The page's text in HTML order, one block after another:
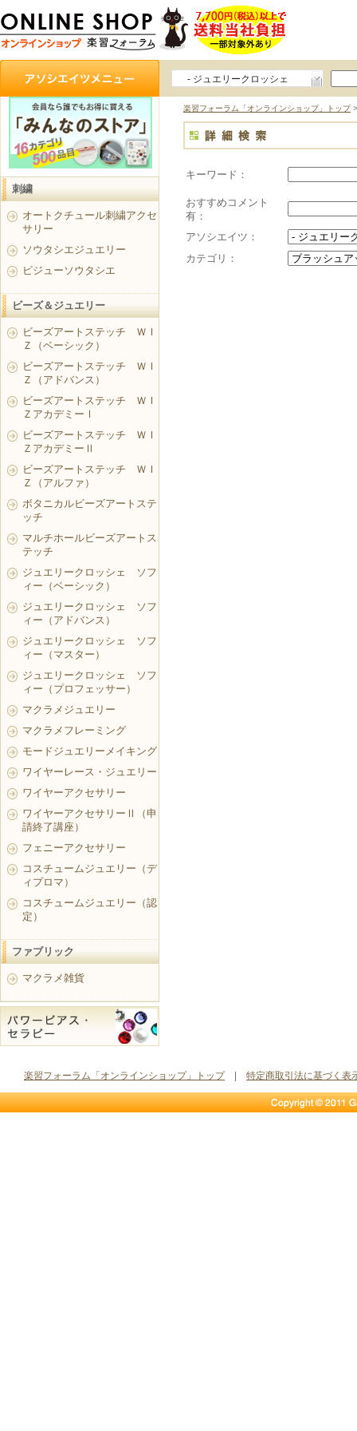
- ジュエリークロッシェ
楽習フォーラム「オンラインショップ」トップ>
キーワード：
おすすめコメント
有：
アソシエイツ：
カテゴリ：
刺繍
オートクチュール刺繍アクセ
サリー
ソウタシエジュエリー
ビジューソウタシエ
ビーズ＆ジュエリー
ビーズアートステッチ ＷＩ
Ｚ（ベーシック）
ビーズアートステッチ ＷＩ
Ｚ（アドバンス）
ビーズアートステッチ ＷＩ
ＺアカデミーⅠ
ビーズアートステッチ ＷＩ
ＺアカデミーⅡ
ビーズアートステッチ ＷＩ
Ｚ（アルファ）
ボタニカルビーズアートステ
ッチ
マルチホールビーズアートス
テッチ
ジュエリークロッシェ ソフ
ィー（ベーシック）
ジュエリークロッシェ ソフ
ィー（アドバンス）
ジュエリークロッシェ ソフ
ィー（マスター）
ジュエリークロッシェ ソフ
ィー（プロフェッサー）
マクラメジュエリー
マクラメフレーミング
モードジュエリーメイキング
ワイヤーレース・ジュエリー
ワイヤーアクセサリー
ワイヤーアクセサリーⅡ（申
請終了講座）
フェニーアクセサリー
コスチュームジュエリー（デ
ィプロマ）
コスチュームジュエリー（認
定）
ファブリック
マクラメ雑貨
楽習フォーラム「オンラインショップ」トップ| 特定商取引法に基づく表